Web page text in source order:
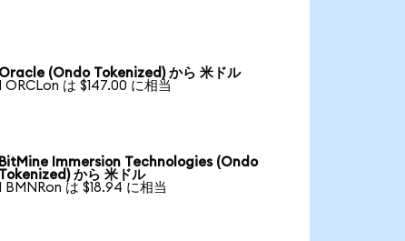
Oracle (Ondo Tokenized) から 米ドル
ORCLon は $147.00 に相当
BitMine Immersion Technologies (Ondo
から 米ドル
BMNRon は $18.94 に相当